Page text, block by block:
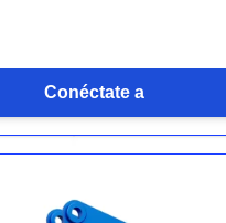
Conéctate a